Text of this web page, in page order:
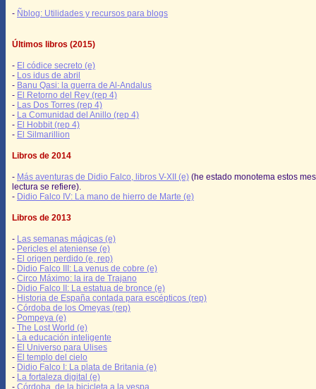
- Ñblog: Utilidades y recursos para blogs
Últimos libros (2015)
- El códice secreto (e)
- Los idus de abril
- Banu Qasi: la guerra de Al-Andalus
- El Retorno del Rey (rep 4)
- Las Dos Torres (rep 4)
- La Comunidad del Anillo (rep 4)
- El Hobbit (rep 4)
- El Silmarillion
Libros de 2014
- Más aventuras de Didio Falco, libros V-XII (e) (he estado monotema estos
lectura se refiere).
- Didio Falco IV: La mano de hierro de Marte (e)
Libros de 2013
- Las semanas mágicas (e)
- Pericles el ateniense (e)
- El origen perdido (e, rep)
- Didio Falco III: La venus de cobre (e)
- Circo Máximo: la ira de Trajano
- Didio Falco II: La estatua de bronce (e)
- Historia de España contada para escépticos (rep)
- Córdoba de los Omeyas (rep)
- Pompeya (e)
- The Lost World (e)
- La educación inteligente
- El Universo para Ulises
- El templo del cielo
- Didio Falco I: La plata de Britania (e)
- La fortaleza digital (e)
- Córdoba, de la bicicleta a la vespa